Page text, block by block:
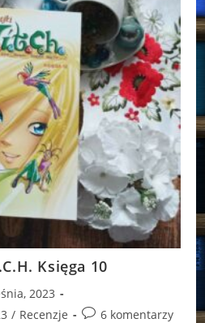
Księga 10
2023
/ Recenzje
Post6 komentarzy